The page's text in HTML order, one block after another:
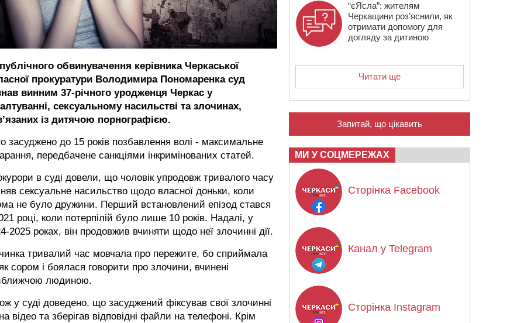
обвинувачення керівника Черкаської
прокуратури Володимира Пономаренка суд
винним 37-річного уродженця Черкас у
сексуальному насильстві та злочинах,
із дитячою порнографією.
засуджено до 15 років позбавлення волі - максимальне
передбачене санкціями інкримінованих статей.
в суді довели, що чоловік упродовж тривалого часу
сексуальне насильство щодо власної доньки, коли
не було дружини. Перший встановлений епізод стався
році, коли потерпілій було лише 10 років. Надалі, у
2025 роках, він продовжив вчиняти щодо неї злочинні дії.
тривалий час мовчала про пережите, бо сприймала
сором і боялася говорити про злочини, вчинені
людиною.
у суді доведено, що засуджений фіксував свої злочинні
на відео та зберігав відповідні файли на телефоні. Крім
“єЯсла”: жителям
Черкащини роз’яснили, як
отримати допомогу для
догляду за дитиною
Читати ще
Запитай, що цікавить
МИ У СОЦМЕРЕЖАХ
Сторінка Facebook
Канал у Telegram
Сторінка Instagram